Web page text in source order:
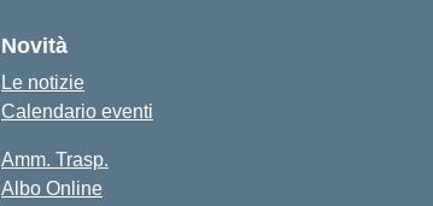
Novità
Le notizie
Calendario eventi
Amm. Trasp.
Albo Online